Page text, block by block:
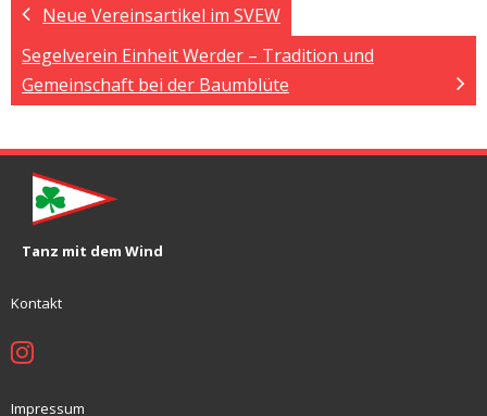
Neue Vereinsartikel im SVEW
Segelverein Einheit Werder – Tradition und
Gemeinschaft bei der Baumblüte
Tanz mit dem Wind
Kontakt
Impressum